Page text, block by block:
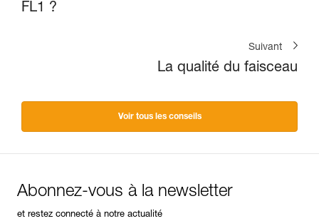
FL1 ?
Suivant
La qualité du faisceau
Voir tous les conseils
Abonnez-vous à la newsletter
et restez connecté à notre actualité